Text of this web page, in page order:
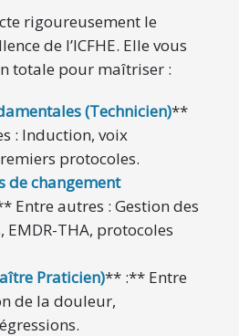
rigoureusement le
de l’ICFHE. Elle vous
totale pour maîtriser :
(Technicien)**
: Induction, voix
protocoles.
de changement
Entre autres : Gestion des
THA, protocoles
Praticien)** :** Entre
de la douleur,